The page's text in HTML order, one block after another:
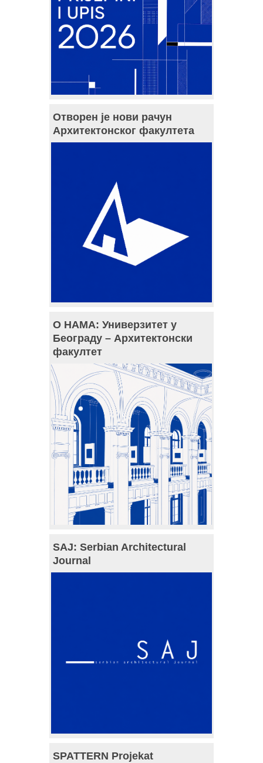
Отворен је нови рачун
Архитектонског факултета
О НАМА: Универзитет у
Београду – Архитектонски
факултет
SAJ: Serbian Architectural
Journal
SPATTERN Projekat